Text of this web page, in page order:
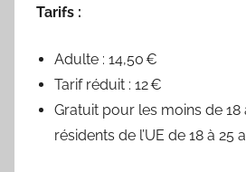
Tarifs :
Adulte : 14,50 €
Tarif réduit : 12 €
Gratuit pour les moins de 18
résidents de l’UE de 18 à 25